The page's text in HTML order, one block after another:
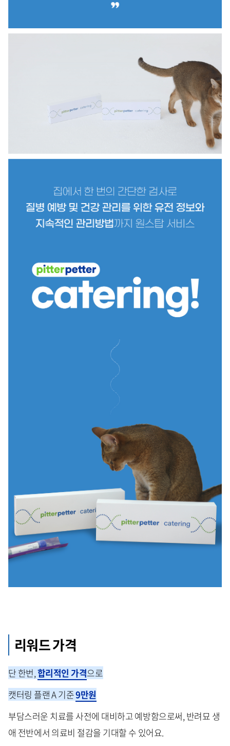
리워드 가격
단 한번,합리적인 가격으로
캣터링 플랜 A 기준9만원
부담스러운 치료를 사전에 대비하고 예방함으로써, 반려묘 생
애 전반에서 의료비 절감을 기대할 수 있어요.